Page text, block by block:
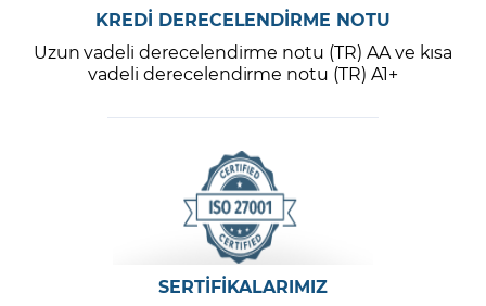
KREDİ DERECELENDİRME NOTU
Uzun vadeli derecelendirme notu (TR) AA ve kısa
vadeli derecelendirme notu (TR) A1+
SERTİFİKALARIMIZ